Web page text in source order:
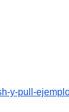
y-pull-